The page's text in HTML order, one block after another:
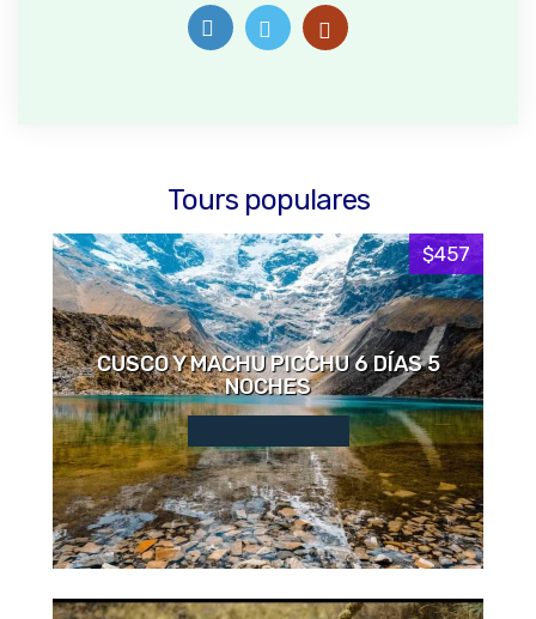
Tours populares
$457
CUSCO Y MACHU PICCHU 6 DÍAS 5
NOCHES